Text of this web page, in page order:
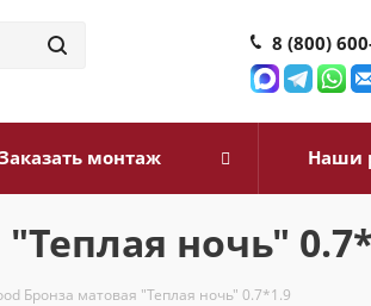
8 (800)
монтаж Наши
ночь"
Бронза матовая "Теплая ночь" 0.7*1.9